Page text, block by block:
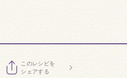
このレシピを
シェアする